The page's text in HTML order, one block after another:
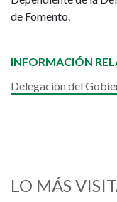
de Fomento.
INFORMACIÓN
Delegación del
LO MÁS